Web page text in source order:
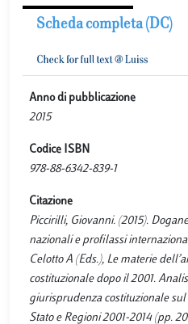
Scheda completa (DC)
Anno di pubblicazione
2015
Codice ISBN
978-88-6342-839-1
Citazione
Piccirilli, Giovanni. (2015).
nazionali e profilassi
Celotto A (Eds.), Le materie
costituzionale dopo il 2001.
giurisprudenza costituzionale
Stato e Regioni 2001-2014 (pp.